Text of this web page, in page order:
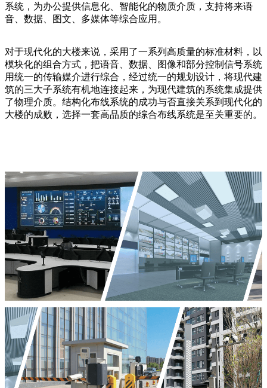
系统，为办公提供信息化、智能化的物质介质，支持将来语
音、数据、图文、多媒体等综合应用。
对于现代化的大楼来说，采用了一系列高质量的标准材料，以
模块化的组合方式，把语音、数据、图像和部分控制信号系统
用统一的传输媒介进行综合，经过统一的规划设计，将现代建
筑的三大子系统有机地连接起来，为现代建筑的系统集成提供
了物理介质。结构化布线系统的成功与否直接关系到现代化的
大楼的成败，选择一套高品质的综合布线系统是至关重要的。